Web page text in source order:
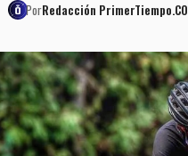
PorRedacción PrimerTiempo.CO